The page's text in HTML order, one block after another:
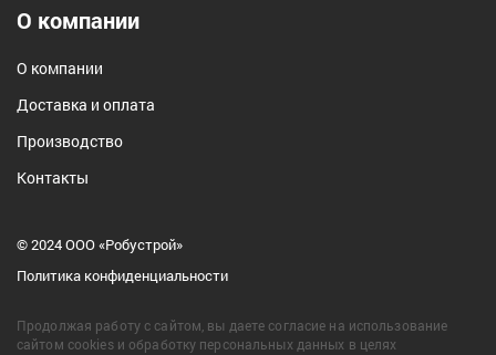
О компании
О компании
Доставка и оплата
Производство
Контакты
© 2024 ООО «Робустрой»
Политика конфиденциальности
Продолжая работу с сайтом, вы даете согласие на использование
сайтом cookies и обработку персональных данных в целях